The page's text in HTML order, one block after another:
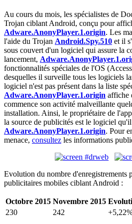
Au cours du mois, les spécialistes de
Trojan ciblant Android, conçu pour
Adware.AnonyPlayer.1.origin. Les
l'aide du Trojan Android.Spy.510 et il
sous couvert d'un logiciel qui assure la
lancement,
fonctionnalités spéciales de l'OS
desquelles il surveille tous les logiciels
logiciel n'est pas présent dans la liste
Adware.AnonyPlayer.1.origin affiche
commence son activité malveillante
installation. Ainsi, le propriétaire de
la source de publicités est le logiciel
Adware.AnonyPlayer.1.origin. Pour
menace, consultez les informations
Evolution du nombre d'enregistrements
publicitaires mobiles ciblant Android :
Octobre 2015 Novembre 2015
230
242